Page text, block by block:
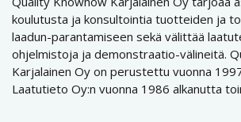
koulutusta ja konsultointia tuotteiden ja
laadun-parantamiseen sekä välittää
ohjelmistoja ja demonstraatio-välineitä.
Karjalainen Oy on perustettu vuonna
Laatutieto Oy:n vuonna 1986 alkanutta